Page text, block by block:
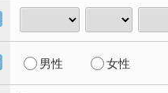
男性 女性